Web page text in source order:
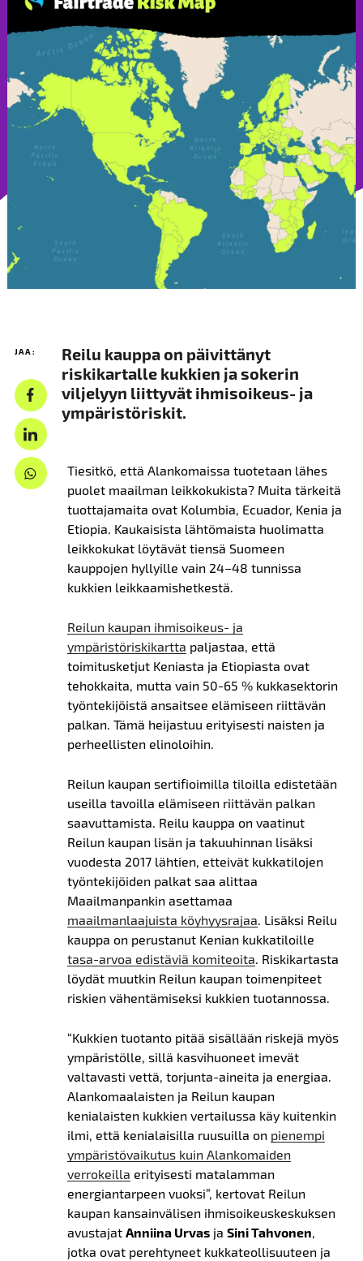
JAA:
Reilu kauppa on päivittänyt
riskikartalle kukkien ja sokerin
viljelyyn liittyvät ihmisoikeus- ja
ympäristöriskit.
Tiesitkö, että Alankomaissa tuotetaan lähes
puolet maailman leikkokukista? Muita tärkeitä
tuottajamaita ovat Kolumbia, Ecuador, Kenia ja
Etiopia. Kaukaisista lähtömaista huolimatta
leikkokukat löytävät tiensä Suomeen
kauppojen hyllyille vain 24–48 tunnissa
kukkien leikkaamishetkestä.
Reilun kaupan ihmisoikeus- ja
ympäristöriskikartta paljastaa, että
toimitusketjut Keniasta ja Etiopiasta ovat
tehokkaita, mutta vain 50-65 % kukkasektorin
työntekijöistä ansaitsee elämiseen riittävän
palkan. Tämä heijastuu erityisesti naisten ja
perheellisten elinoloihin.
Reilun kaupan sertifioimilla tiloilla edistetään
useilla tavoilla elämiseen riittävän palkan
saavuttamista. Reilu kauppa on vaatinut
Reilun kaupan lisän ja takuuhinnan lisäksi
vuodesta 2017 lähtien, etteivät kukkatilojen
työntekijöiden palkat saa alittaa
Maailmanpankin asettamaa
maailmanlaajuista köyhyysrajaa. Lisäksi Reilu
kauppa on perustanut Kenian kukkatiloille
tasa-arvoa edistäviä komiteoita. Riskikartasta
löydät muutkin Reilun kaupan toimenpiteet
riskien vähentämiseksi kukkien tuotannossa.
“Kukkien tuotanto pitää sisällään riskejä myös
ympäristölle, sillä kasvihuoneet imevät
valtavasti vettä, torjunta-aineita ja energiaa.
Alankomaalaisten ja Reilun kaupan
kenialaisten kukkien vertailussa käy kuitenkin
ilmi, että kenialaisilla ruusuilla on pienempi
ympäristövaikutus kuin Alankomaiden
verrokeilla erityisesti matalamman
energiantarpeen vuoksi”, kertovat Reilun
kaupan kansainvälisen ihmisoikeuskeskuksen
avustajat Anniina Urvasja Sini Tahvonen,
jotka ovat perehtyneet kukkateollisuuteen ja